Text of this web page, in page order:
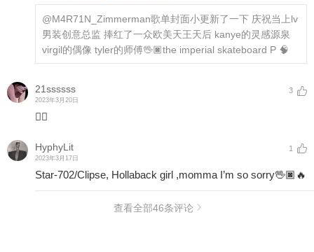
@M4R71N_Zimmerman歌单封面小更新了一下 庆祝当上lv
男装创意总监 捧红了一众欧美天王天后 kanye的灵感源泉
virgil的偶像 tyler的师傅🖖🏿the imperial skateboard P 🧠
21ssssss
2023年3月20日
3
❤️‍🔥
HyphyLit
2023年3月17日
1
Star-702/Clipse, Hollaback girl ,momma I’m so sorry🖖🏿🔥
查看全部46条评论